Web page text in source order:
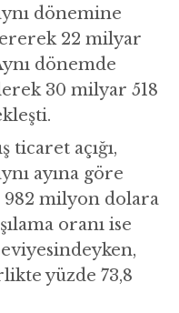
dönemine
22 milyar
dönemde
30 milyar 518
açığı,
ayına göre
982 milyon dolara
oranı ise
yüzde 73,8